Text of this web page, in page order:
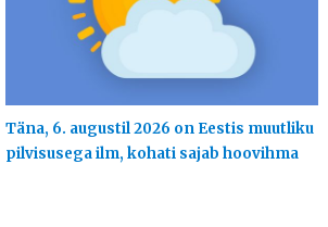
Täna, 6. augustil 2026 on Eestis muutliku
pilvisusega ilm, kohati sajab hoovihma